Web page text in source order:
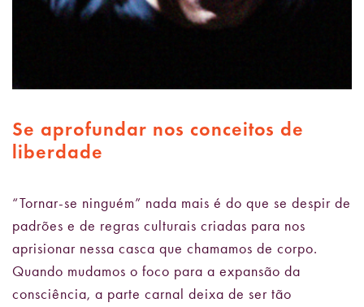
Se aprofundar nos conceitos de
liberdade
“Tornar-se ninguém” nada mais é do que se despir de
padrões e de regras culturais criadas para nos
aprisionar nessa casca que chamamos de corpo.
Quando mudamos o foco para a expansão da
consciência, a parte carnal deixa de ser tão